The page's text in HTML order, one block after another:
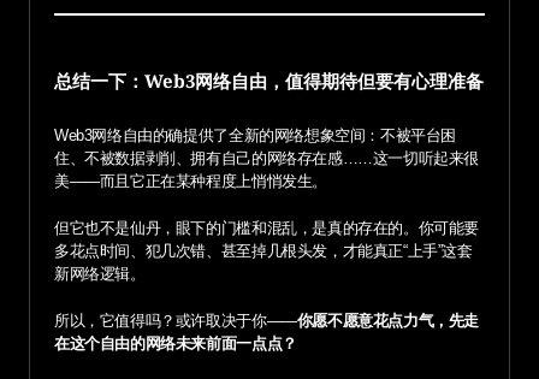
总结一下：Web3网络自由，值得期待但要有心理准备
Web3网络自由的确提供了全新的网络想象空间：不被平台困
住、不被数据剥削、拥有自己的网络存在感……这一切听起来很
美——而且它正在某种程度上悄悄发生。
但它也不是仙丹，眼下的门槛和混乱，是真的存在的。你可能要
多花点时间、犯几次错、甚至掉几根头发，才能真正“上手”这套
新网络逻辑。
所以，它值得吗？或许取决于你——你愿不愿意花点力气，先走
在这个自由的网络未来前面一点点？